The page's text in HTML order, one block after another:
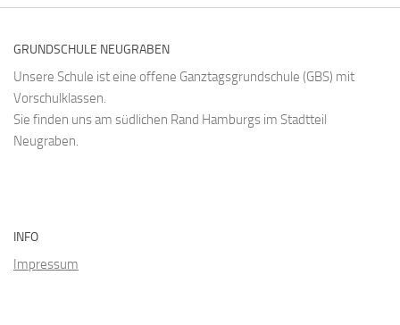
GRUNDSCHULE NEUGRABEN
Unsere Schule ist eine offene Ganztagsgrundschule (GBS) mit
Vorschulklassen.
Sie finden uns am südlichen Rand Hamburgs im Stadtteil
Neugraben.
INFO
Impressum